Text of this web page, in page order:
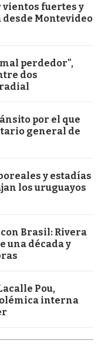
vientos fuertes y
Montevideo
perdedor",
dos
por el que
general de
y estadías
los uruguayos
Brasil: Rivera
una década y
Pou,
interna